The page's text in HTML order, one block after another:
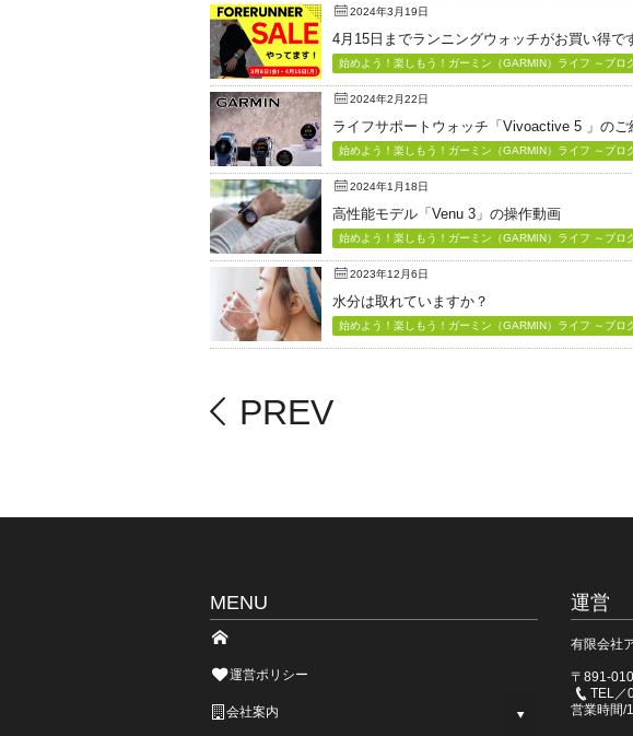
2024年3月19日
4月15日までランニングウォッチがお買い得で
始めよう！楽しもう！ガーミン（GARMIN）ライフ ～ブロ
2024年2月22日
ライフサポートウォッチ「Vivoactive 5 」のご
始めよう！楽しもう！ガーミン（GARMIN）ライフ ～ブロ
2024年1月18日
高性能モデル「Venu 3」の操作動画
始めよう！楽しもう！ガーミン（GARMIN）ライフ ～ブロ
2023年12月6日
水分は取れていますか？
始めよう！楽しもう！ガーミン（GARMIN）ライフ ～ブロ
PREV
MENU
運営ポリシー
会社案内
運営
有限会社
〒891-
TEL／
営業時間/